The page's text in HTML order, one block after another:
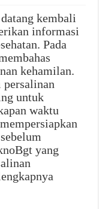
kembali
informasi
Pada
kehamilan.
persalinan
untuk
waktu
yang